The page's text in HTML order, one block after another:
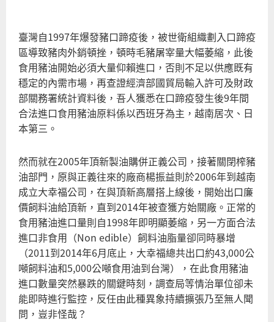
臺灣自1997年爆發豬口蹄疫後，被世衛組織劃入口蹄疫
區導致豬肉外銷頓挫，頓時毛豬屠宰量大幅萎縮，此後
食用豬油開始必須大量仰賴進口，否則不足以供應既有
穩定的內需市場，再查證經濟部國貿局輸入許可及財政
部關務署統計資料後，吾人獲悉在口蹄疫發生後9年間
合法進口食用豬油原料係以西班牙為主，越南居次、日
本第三。
然而就在2005年頂新製油購併正義公司，接著關閉榨豬
油部門，原與正義往來的廠商楊振益則於2006年到越南
成立大幸福公司，在與頂新高層搭上線後，開始出口廉
價飼料油給頂新，直到2014年被查獲方始關廠。正常的
食用豬油進口量則自1998年即明顯萎縮，另一方面合法
進口非食用（Non edible）飼料油脂量卻同時暴增
（2011到2014年6月底止，大幸福總共出口約43,000公
噸飼料油和5,000公噸食用油到台灣），在此食用豬油
進口數量突然暴跌的關鍵時刻，調查局等情治單位卻未
能即時進行監控，反任由此種異象持續擴張乃至無人聞
問，豈非怪哉？